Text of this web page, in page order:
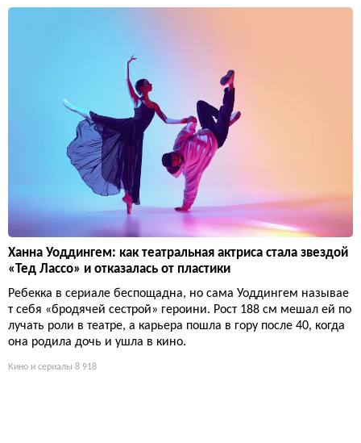
Ханна Уоддингем: как театральная актриса стала звездой
«Тед Лассо» и отказалась от пластики
Ребекка в сериале беспощадна, но сама Уоддингем называе
т себя «бродячей сестрой» героини. Рост 188 см мешал ей по
лучать роли в театре, а карьера пошла в гору после 40, когда
она родила дочь и ушла в кино.
Кино и сериалы 8 918